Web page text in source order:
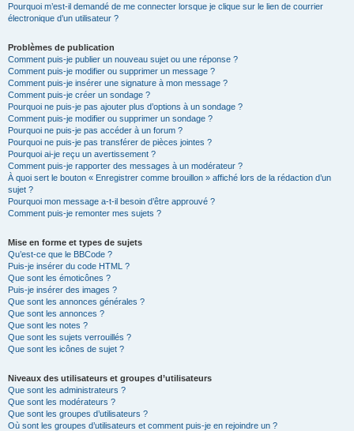
Pourquoi m’est-il demandé de me connecter lorsque je clique sur le lien de courrier
électronique d’un utilisateur ?
Problèmes de publication
Comment puis-je publier un nouveau sujet ou une réponse ?
Comment puis-je modifier ou supprimer un message ?
Comment puis-je insérer une signature à mon message ?
Comment puis-je créer un sondage ?
Pourquoi ne puis-je pas ajouter plus d’options à un sondage ?
Comment puis-je modifier ou supprimer un sondage ?
Pourquoi ne puis-je pas accéder à un forum ?
Pourquoi ne puis-je pas transférer de pièces jointes ?
Pourquoi ai-je reçu un avertissement ?
Comment puis-je rapporter des messages à un modérateur ?
À quoi sert le bouton « Enregistrer comme brouillon » affiché lors de la rédaction d’un
sujet ?
Pourquoi mon message a-t-il besoin d’être approuvé ?
Comment puis-je remonter mes sujets ?
Mise en forme et types de sujets
Qu’est-ce que le BBCode ?
Puis-je insérer du code HTML ?
Que sont les émoticônes ?
Puis-je insérer des images ?
Que sont les annonces générales ?
Que sont les annonces ?
Que sont les notes ?
Que sont les sujets verrouillés ?
Que sont les icônes de sujet ?
Niveaux des utilisateurs et groupes d’utilisateurs
Que sont les administrateurs ?
Que sont les modérateurs ?
Que sont les groupes d’utilisateurs ?
Où sont les groupes d’utilisateurs et comment puis-je en rejoindre un ?